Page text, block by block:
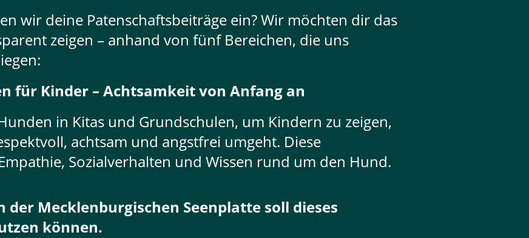
wir deine Patenschaftsbeiträge ein? Wir möchten dir das
zeigen – anhand von fünf Bereichen, die uns
für Kinder – Achtsamkeit von Anfang an
in Kitas und Grundschulen, um Kindern zu zeigen,
achtsam und angstfrei umgeht. Diese
Sozialverhalten und Wissen rund um den Hund.
der Mecklenburgischen Seenplatte soll dieses
können.